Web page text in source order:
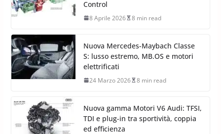
Control
8 Aprile 2026 8 min read
Nuova Mercedes-Maybach Classe
S: lusso estremo, MB.OS e motori
elettrificati
24 Marzo 2026 8 min read
Nuova gamma Motori V6 Audi: TFSI,
TDI e plug-in tra sportività, coppia
ed efficienza